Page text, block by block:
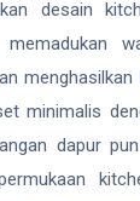
desain
minimalis
dapur